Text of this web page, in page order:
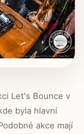
Let's Bounce v
byla hlavní
akce mají